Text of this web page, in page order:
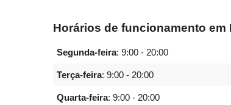
Horários de funcionamento em
Segunda-feira: 9:00 - 20:00
Terça-feira: 9:00 - 20:00
Quarta-feira: 9:00 - 20:00